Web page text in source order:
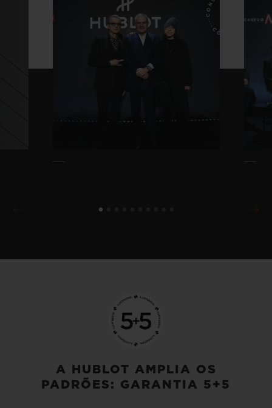
A HUBLOT AMPLIA OS
PADRÕES: GARANTIA 5+5